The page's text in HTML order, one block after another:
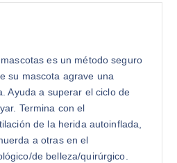
es un método seguro
su mascota agrave una
Ayuda a superar el ciclo de
Termina con el
de la herida autoinflada,
a otras en el
de belleza/quirúrgico.